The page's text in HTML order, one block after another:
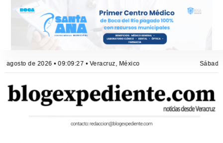
agosto de 2026 • 09:09:27 • Veracruz, México